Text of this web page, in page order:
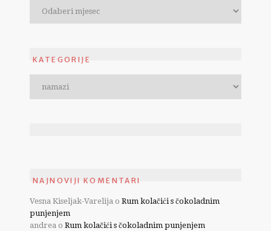
KATEGORIJE
NAJNOVIJI KOMENTARI
Vesna Kiseljak-Varelija o Rum kolačići s čokoladnim
punjenjem
andrea o Rum kolačići s čokoladnim punjenjem